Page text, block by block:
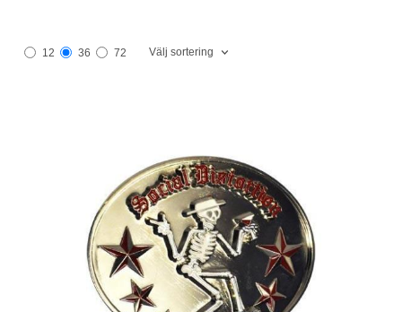
12 36 72 Välj sortering